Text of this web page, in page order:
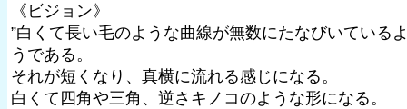
《ビジョン》
”白くて長い毛のような曲線が無数にたなびいている
うである。
それが短くなり、真横に流れる感じになる。
白くて四角や三角、逆さキノコのような形になる。